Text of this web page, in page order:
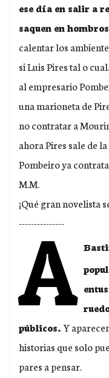
ese día en salir a
saquen en
calentar los
si Luis Pires tal o
al empresario
una marioneta de
no contratar a
ahora Pires sale de
Pombeiro ya
M.M.
¡Qué gran novelista
---------------
A
públicos.Y
historias que solo
pares a pensar.